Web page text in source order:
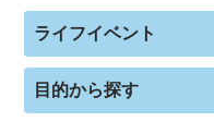
ライフイベント
目的から探す